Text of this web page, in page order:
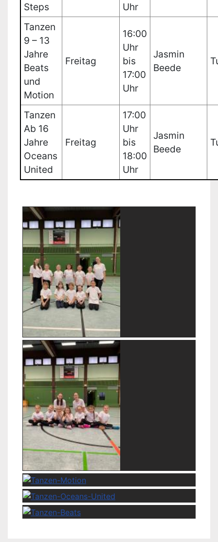
Steps
Uhr
Tanzen
9 – 13
Jahre
Beats
und
Motion
Freitag
16:00
Uhr
bis
17:00
Uhr
Jasmin
Beede
Tanzen
Ab 16
Jahre
Oceans
United
Freitag
17:00
Uhr
bis
18:00
Uhr
Jasmin
Beede